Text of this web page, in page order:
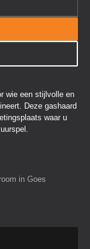
wie een stijlvolle en
Deze gashaard
waar u
in Goes